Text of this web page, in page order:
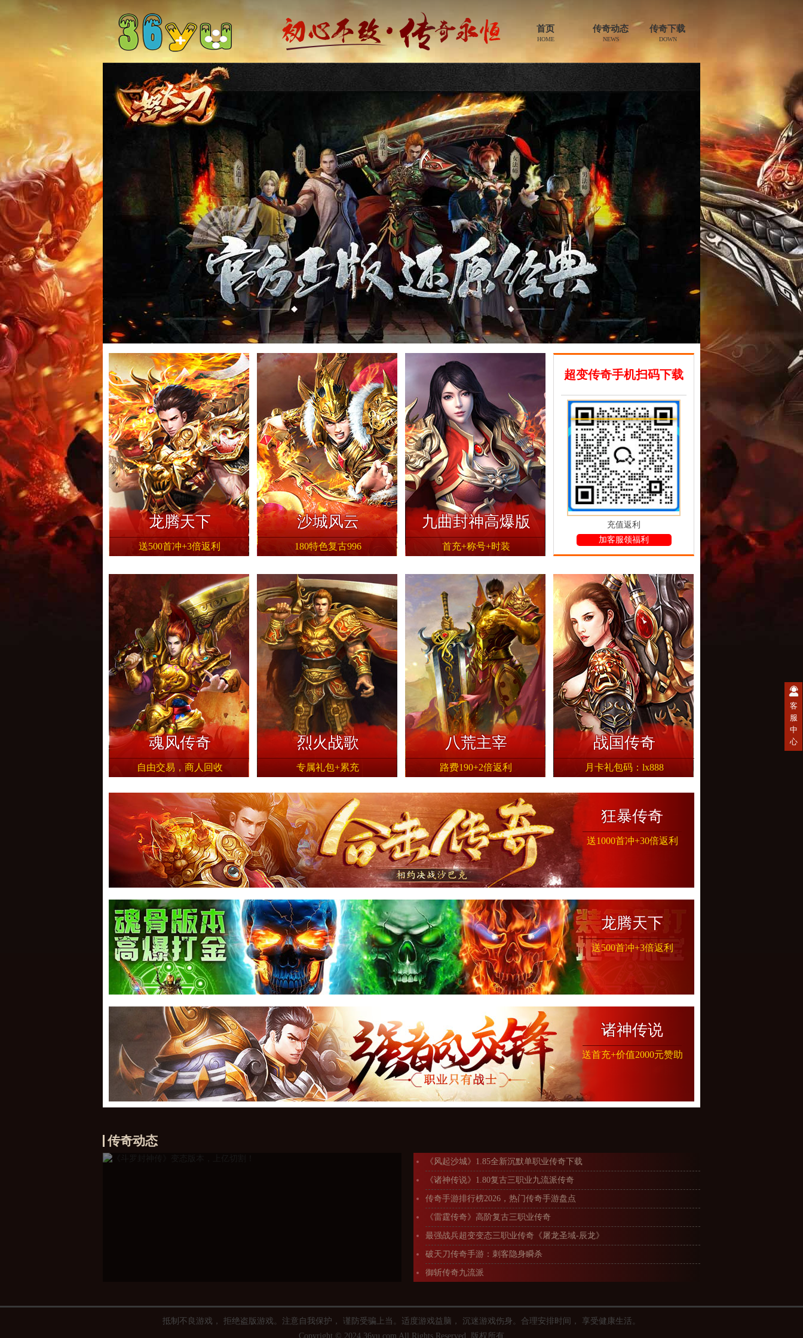
首页
HOME
传奇动态
NEWS
传奇下载
DOWN
龙腾天下
日新服
立即下载
龙腾天下
送500首冲+3倍返利
沙城风云
180特色复古996
榜一《烟雨传奇》同款礼
今日新服
立即下载
沙城风云
180特色复古996
九曲封神高爆版
首充+称号+时装
满攻速、微变大极品传奇单职
今日新服
立即下载
九曲封神高爆版
首充+称号+时装
超变传奇手机扫码下载
充值返利
加客服领福利
魂风传奇
自由交易，商人回收
烈火战歌
今日新服
立即下载
烈火战歌
专属礼包+累充
八荒主宰
路费190+2倍返利
传世超变攻速版，恺英盛和出品
今日新服
立即下载
八荒主宰
路费190+2倍返利
战国传奇
月卡礼包码：lx888
九流派玩法，经典3职业，天命、
今日新服
立即下载
战国传奇
月卡礼包码：lx888
狂暴传奇
送1000首冲+30倍返利
龙腾天下
送500首冲+3倍返利
诸神传说
送首充+价值2000元赞助
传奇动态
《风起沙城》1.85全新沉默单职业传奇下载
《诸神传说》1.80复古三职业九流派传奇
传奇手游排行榜2026，热门传奇手游盘点
《雷霆传奇》高阶复古三职业传奇
最强战兵超变变态三职业传奇《屠龙圣域-辰龙》
破天刀传奇手游：刺客隐身瞬杀
御斩传奇九流派
抵制不良游戏， 拒绝盗版游戏。注意自我保护， 谨防受骗上当。适度游戏益脑， 沉迷游戏伤身。合理安排时间， 享受健康生活。
Copyright © 2024 36yu.com All Rights Reserved. 版权所有
客
服
中
心